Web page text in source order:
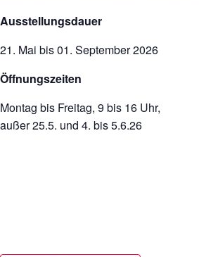
Ausstellungsdauer
21. Mai bis 01. September 2026
Öffnungszeiten
Montag bis Freitag, 9 bis 16 Uhr,
außer 25.5. und 4. bis 5.6.26